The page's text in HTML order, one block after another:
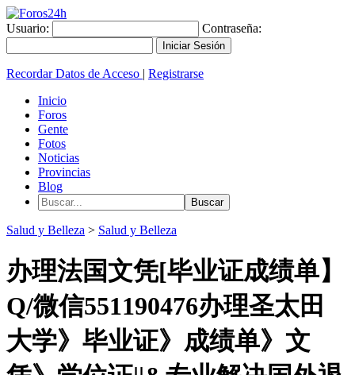
Usuario: Contraseña:
Recordar Datos de Acceso | Registrarse
Inicio
Foros
Gente
Fotos
Noticias
Provincias
Blog
Salud y Belleza > Salud y Belleza
办理法国文凭[毕业证成绩单】
Q/微信551190476办理圣太田
大学》毕业证》成绩单》文